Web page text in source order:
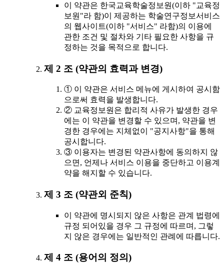
이 약관은 한국교육학술정보원(이하 "교육정
보원"라 함)이 제공하는 학술연구정보서비스
의 웹사이트(이하 "서비스" 라함)의 이용에
관한 조건 및 절차와 기타 필요한 사항을 규
정하는 것을 목적으로 합니다.
제 2 조 (약관의 효력과 변경)
① 이 약관은 서비스 메뉴에 게시하여 공시함
으로써 효력을 발생합니다.
② 교육정보원은 합리적 사유가 발생한 경우
에는 이 약관을 변경할 수 있으며, 약관을 변
경한 경우에는 지체없이 "공지사항"을 통해
공시합니다.
③ 이용자는 변경된 약관사항에 동의하지 않
으면, 언제나 서비스 이용을 중단하고 이용계
약을 해지할 수 있습니다.
제 3 조 (약관외 준칙)
이 약관에 명시되지 않은 사항은 관계 법령에
규정 되어있을 경우 그 규정에 따르며, 그렇
지 않은 경우에는 일반적인 관례에 따릅니다.
제 4 조 (용어의 정의)